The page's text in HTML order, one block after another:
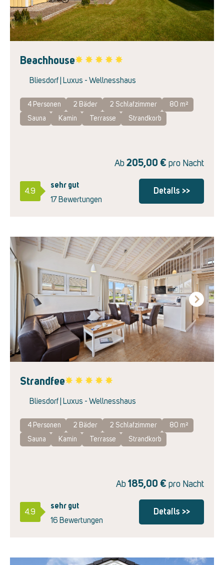
Beachhouse
Bliesdorf | Luxus - Wellnesshaus
4 Personen 2 Bäder 2 Schlafzimmer
80 m²
Sauna
Kamin Terrasse Strandkorb
Ab 205,00 € pro Nacht
4.9
sehr gut
17 Bewertungen
Details >>
Next
Strandfee
Bliesdorf | Luxus - Wellnesshaus
4 Personen 2 Bäder 2 Schlafzimmer
80 m²
Sauna
Kamin Terrasse Strandkorb
Ab 185,00 € pro Nacht
4.9
sehr gut
16 Bewertungen
Details >>